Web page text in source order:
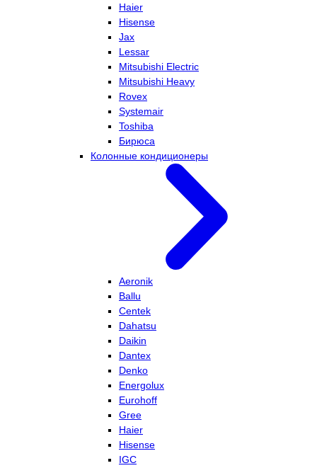
Haier
Hisense
Jax
Lessar
Mitsubishi Electric
Mitsubishi Heavy
Rovex
Systemair
Toshiba
Бирюса
Колонные кондиционеры
Aeronik
Ballu
Centek
Dahatsu
Daikin
Dantex
Denko
Energolux
Eurohoff
Gree
Haier
Hisense
IGC